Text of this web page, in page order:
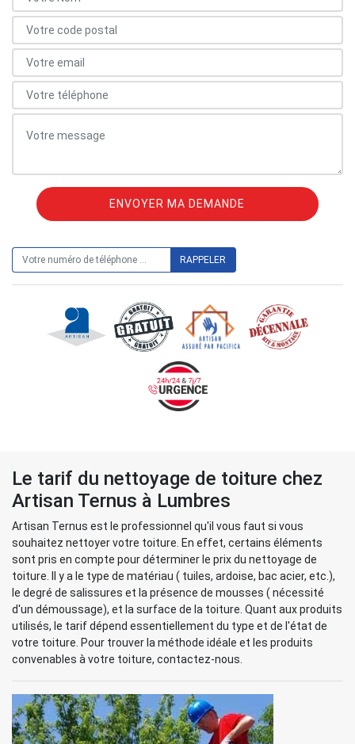
Le tarif du nettoyage de toiture chez
Artisan Ternus à Lumbres
Artisan Ternus est le professionnel qu'il vous faut si vous
souhaitez nettoyer votre toiture. En effet, certains éléments
sont pris en compte pour déterminer le prix du nettoyage de
toiture. Il y a le type de matériau ( tuiles, ardoise, bac acier, etc.),
le degré de salissures et la présence de mousses ( nécessité
d'un démoussage), et la surface de la toiture. Quant aux produits
utilisés, le tarif dépend essentiellement du type et de l'état de
votre toiture. Pour trouver la méthode idéale et les produits
convenables à votre toiture, contactez-nous.